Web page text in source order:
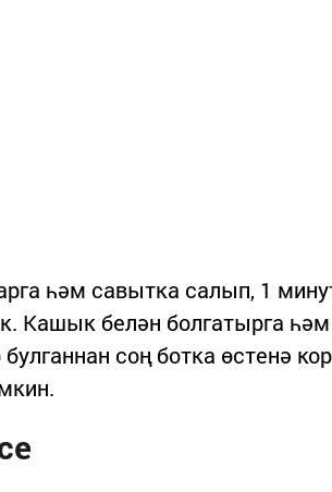
һәм савытка салып, 1
Кашык белән болгатырга һәм
соң ботка өстенә